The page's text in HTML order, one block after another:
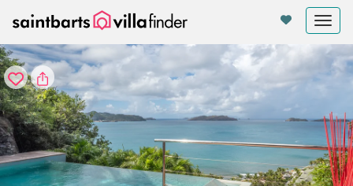
Cookies beheer paneel